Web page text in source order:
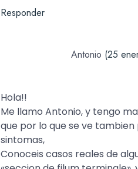
Responder
Antonio (25
Hola!!
Me llamo Antonio, y tengo
que por lo que se ve
sintomas,
Conoceis casos reales de